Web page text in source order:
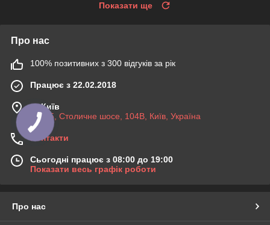
Показати ще
Про нас
100% позитивних з 300 відгуків за рік
Працює з 22.02.2018
м. Київ
03045, Столичне шосе, 104B, Київ, Україна
Контакти
Сьогодні працює з 08:00 до 19:00
Показати весь графік роботи
Про нас